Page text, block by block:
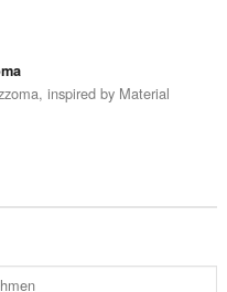
inspired by Material